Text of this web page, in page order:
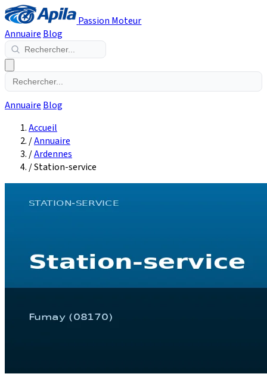
Passion Moteur
Annuaire Blog
Annuaire Blog
Accueil
/Annuaire
/Ardennes
/Station-service